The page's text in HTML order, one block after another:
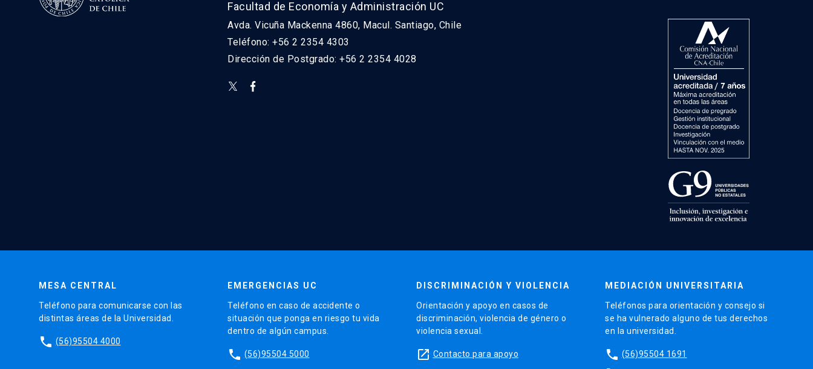
Facultad de Economía y Administración UC
Avda. Vicuña Mackenna 4860, Macul. Santiago, Chile
Teléfono: +56 2 2354 4303
Dirección de Postgrado: +56 2 2354 4028
MESA CENTRAL
Teléfono para comunicarse con las
distintas áreas de la Universidad.
phone (56)95504 4000
EMERGENCIAS UC
Teléfono en caso de accidente o
situación que ponga en riesgo tu vida
dentro de algún campus.
phone (56)95504 5000
DISCRIMINACIÓN Y VIOLENCIA
Orientación y apoyo en casos de
discriminación, violencia de género o
violencia sexual.
launch Contacto para apoyo
MEDIACIÓN UNIVERSITARIA
Teléfonos para orientación y consejo si
se ha vulnerado alguno de tus derechos
en la universidad.
phone (56)95504 1691